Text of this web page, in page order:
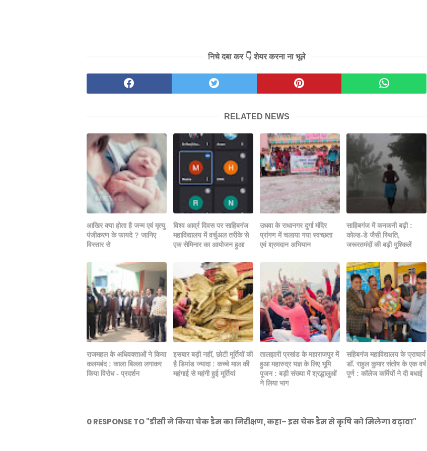
निचे दबा कर 👇 शेयर करना ना भूले
RELATED NEWS
आखिर क्या होता है जन्म एवं मृत्यु
पंजीकरण के फायदे ? जानिए
विस्तार से
विश्व आर्द्र दिवस पर साहिबगंज
महाविद्यालय में वर्चुअल तरीके से
एक सेमिनार का आयोजन हुआ
उधवा के राधानगर दुर्गा मंदिर
प्रांगण में चलाया गया स्वच्छता
एवं श्रमदान अभियान
साहिबगंज में कनकनी बढ़ी :
कोल्ड-डे जैसी स्थिति,
जरूरतमंदों की बढ़ी मुश्किलें
राजमहल के अधिवक्ताओं ने किया
कलमबंद : काला बिल्ला लगाकर
किया विरोध - प्रदर्शन
इसबार बड़ी नहीं, छाेटी मूर्तियों की
है डिमांड ज्यादा : कच्चे माल की
महंगाई से महंगी हुई मूर्तियां
तालझारी प्रखंड के महाराजपुर में
हुआ महारुद्र यज्ञ के लिए भूमि
पूजन : बड़ी संख्या में श्रद्धालुओं
ने लिया भाग
सहिबगंज महाविद्यालय के प्राचार्य
डॉ. राहुल कुमार संतोष के एक वर्ष
पूर्ण : कॉलेज कर्मियों ने दी बधाई
0 RESPONSE TO "डीसी ने किया चेक डैम का निरीक्षण, कहा– इस चेक डैम से कृषि को मिलेगा बढ़ावा"